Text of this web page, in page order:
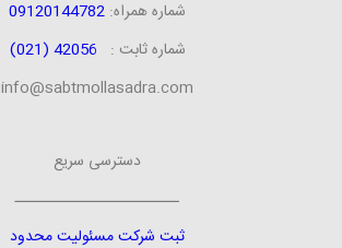
شماره همراه: 09120144782
شماره ثابت : 42056 (021)
info@sabtmollasadra.com
دسترسی سریع
ـــــــــــــــــــــــــ
ثبت شرکت مسئولیت محدود